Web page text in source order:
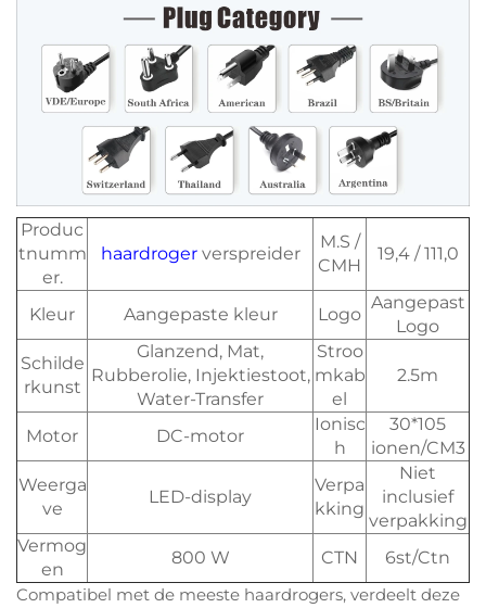
Produc
tnumm
er.
haardroger verspreider
M.S /
CMH
19,4 / 111,0
Kleur Aangepaste kleur Logo
Aangepast
Logo
Schilde
rkunst
Glanzend, Mat,
Rubberolie, Injektiestoot,
Water-Transfer
Stroo
mkab
el
2.5m
Motor DC-motor
Ionisc
h
30*105
ionen/CM3
Weerga
ve
LED-display
Verpa
kking
Niet
inclusief
verpakking
Vermog
en
800 W CTN
6st/Ctn
Compatibel met de meeste haardrogers, verdeelt deze